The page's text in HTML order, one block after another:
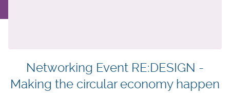
Networking Event RE:DESIGN -
Making the circular economy happen